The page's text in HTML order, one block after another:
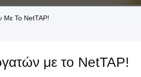
Με Το NetTAP!
με το NetTAP!